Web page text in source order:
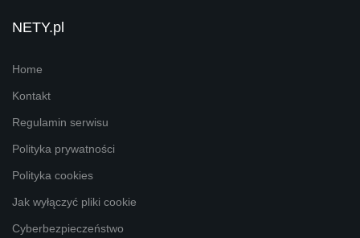
NETY.pl
Home
Kontakt
Regulamin serwisu
Polityka prywatności
Polityka cookies
Jak wyłączyć pliki cookie
Cyberbezpieczeństwo